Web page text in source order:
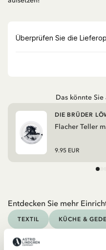
Das könnte Sie
Flacher Teller
DIE BRÜDER
9.95 EUR
Entdecken Sie mehr
TEXTIL KÜCHE &
TASSEN & BECHER